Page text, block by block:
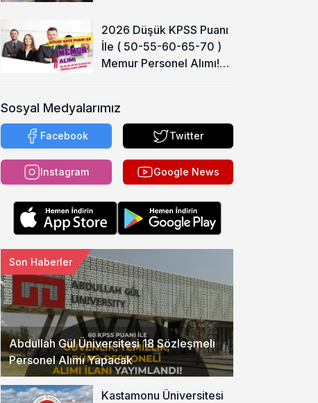
2026 Düşük KPSS Puanı
İle ( 50-55-60-65-70 )
Memur Personel Alımı!
Sosyal Medyalarımız
Facebook Twitter
Instagram Google News
Abdullah Gül Üniversitesi 18 Sözleşmeli
Personel Alımı Yapacak
Son Haberler
Kastamonu Üniversitesi